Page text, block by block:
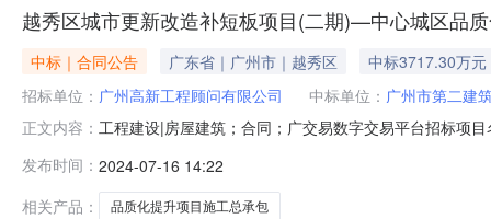
越秀区城市更新改造补短板项目(二期)—中心城区品
中标｜合同公告 广东省｜广州市｜越秀区
中标3717.30万元
招标单位： 广州高新工程顾问有限公司 中标单位： 广州市第二建
正文内容： 工程建设|房屋建筑；合同；广交易数字交易平台招标项
化提升项目（洪桥街老旧小区改造）施工总承包招标人
合同金额：37173081
发布时间： 2024-07-16 14:22
相关产品：
品质化提升项目施工总承包